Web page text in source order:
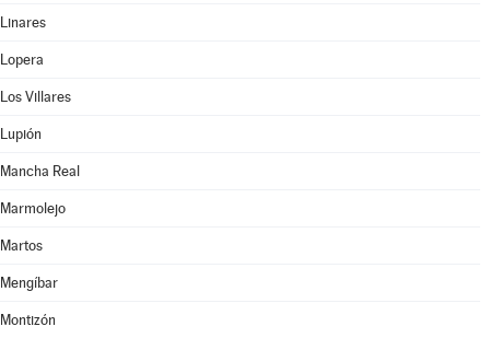
Linares
Lopera
Los Villares
Lupión
Mancha Real
Marmolejo
Martos
Mengíbar
Montizón